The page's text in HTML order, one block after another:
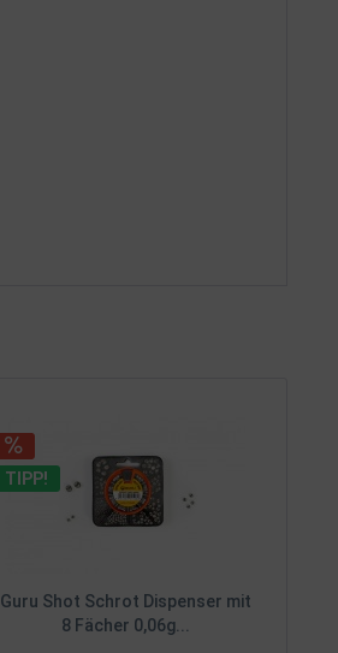
TIPP!
Guru Shot Schrot Dispenser mit
8 Fächer 0,06g...